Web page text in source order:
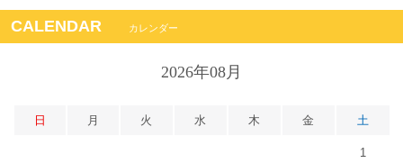
CALENDAR カレンダー
2026年08月
日 月 火 水 木 金 土
1